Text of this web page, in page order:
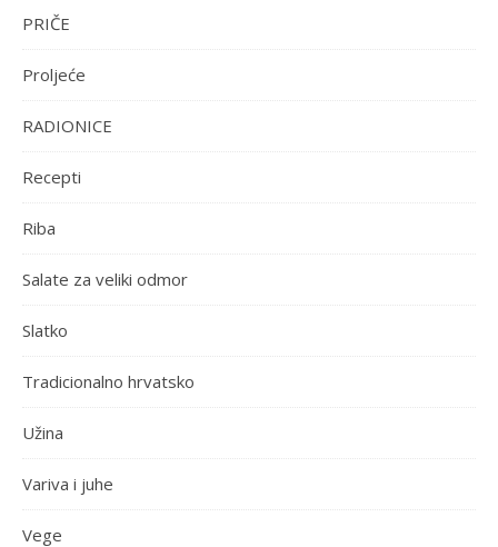
PRIČE
Proljeće
RADIONICE
Recepti
Riba
Salate za veliki odmor
Slatko
Tradicionalno hrvatsko
Užina
Variva i juhe
Vege